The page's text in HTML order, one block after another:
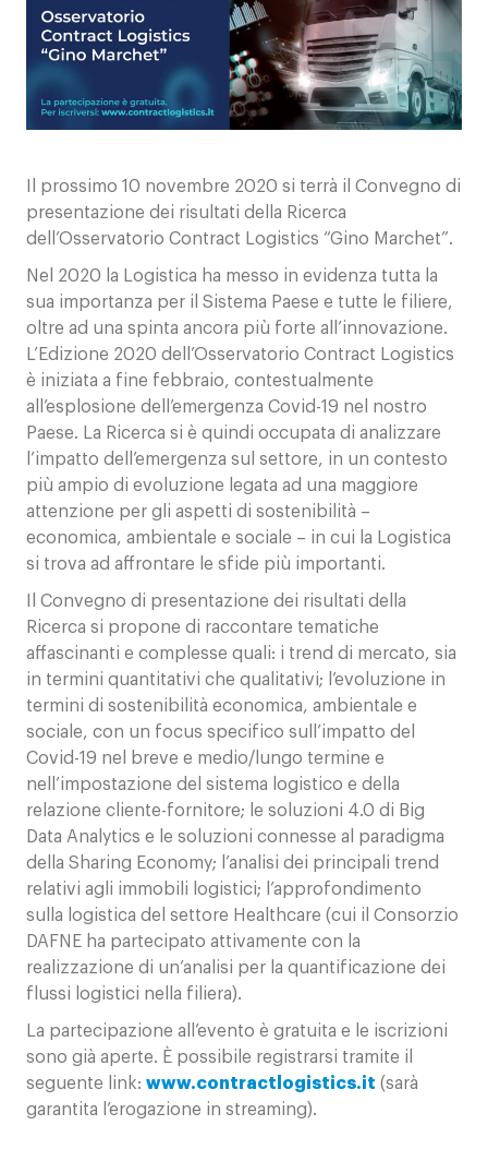
Contatti
Il prossimo 10 novembre 2020 si terrà il Convegno di
presentazione dei risultati della Ricerca
dell’Osservatorio Contract Logistics “Gino Marchet”.
Nel 2020 la Logistica ha messo in evidenza tutta la
sua importanza per il Sistema Paese e tutte le filiere,
oltre ad una spinta ancora più forte all’innovazione.
L’Edizione 2020 dell’Osservatorio Contract Logistics
è iniziata a fine febbraio, contestualmente
all’esplosione dell’emergenza Covid-19 nel nostro
Paese. La Ricerca si è quindi occupata di analizzare
l’impatto dell’emergenza sul settore, in un contesto
più ampio di evoluzione legata ad una maggiore
attenzione per gli aspetti di sostenibilità –
economica, ambientale e sociale – in cui la Logistica
si trova ad affrontare le sfide più importanti.
Il Convegno di presentazione dei risultati della
Ricerca si propone di raccontare tematiche
affascinanti e complesse quali: i trend di mercato, sia
in termini quantitativi che qualitativi; l’evoluzione in
termini di sostenibilità economica, ambientale e
sociale, con un focus specifico sull’impatto del
Covid-19 nel breve e medio/lungo termine e
nell’impostazione del sistema logistico e della
relazione cliente-fornitore; le soluzioni 4.0 di Big
Data Analytics e le soluzioni connesse al paradigma
della Sharing Economy; l’analisi dei principali trend
relativi agli immobili logistici; l’approfondimento
sulla logistica del settore Healthcare (cui il Consorzio
DAFNE ha partecipato attivamente con la
realizzazione di un’analisi per la quantificazione dei
flussi logistici nella filiera).
La partecipazione all’evento è gratuita e le iscrizioni
sono già aperte. È possibile registrarsi tramite il
seguente link: www.contractlogistics.it (sarà
garantita l’erogazione in streaming).